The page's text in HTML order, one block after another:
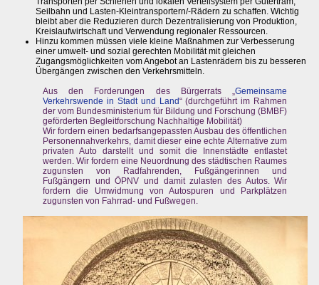
Seilbahn und Lasten-Kleintransportern/-Rädern zu schaffen. Wichtig
bleibt aber die Reduzieren durch Dezentralisierung von Produktion,
Kreislaufwirtschaft und Verwendung regionaler Ressourcen.
Hinzu kommen müssen viele kleine Maßnahmen zur Verbesserung
einer umwelt- und sozial gerechten Mobilität mit gleichen
Zugangsmöglichkeiten vom Angebot an Lastenrädern bis zu besseren
Übergängen zwischen den Verkehrsmitteln.
Aus den Forderungen des Bürgerrats „Gemeinsame
Verkehrswende in Stadt und Land“ (durchgeführt im Rahmen
der vom Bundesministerium für Bildung und Forschung (BMBF)
geförderten Begleitforschung Nachhaltige Mobilität)
Wir fordern einen bedarfsangepassten Ausbau des öffentlichen
Personennahverkehrs, damit dieser eine echte Alternative zum
privaten Auto darstellt und somit die Innenstädte entlastet
werden. Wir fordern eine Neuordnung des städtischen Raumes
zugunsten von Radfahrenden, Fußgängerinnen und
Fußgängern und ÖPNV und damit zulasten des Autos. Wir
fordern die Umwidmung von Autospuren und Parkplätzen
zugunsten von Fahrrad- und Fußwegen.